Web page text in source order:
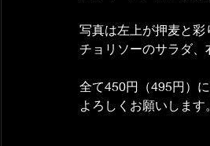
写真は左上が押麦と
チョリソーのサラダ
全て450円（495円）
よろしくお願いします